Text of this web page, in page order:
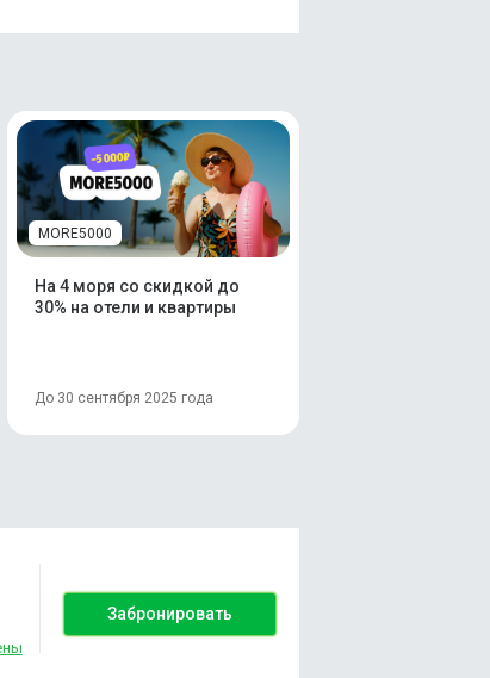
MORE5000
На 4 моря со скидкой до
30% на отели и квартиры
До 30 сентября 2025 года
Забронировать